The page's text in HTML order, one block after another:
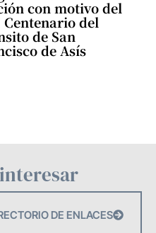
con motivo del
del
de San
de Asís
DE ENLACES